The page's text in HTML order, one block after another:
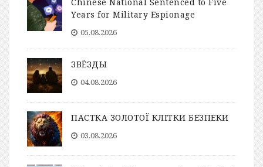
Years for Military Espionage
05.08.2026
ЗВЁЗДЫ
04.08.2026
ПАСТКА ЗОЛОТОЇ КЛІТКИ БЕЗПЕКИ
03.08.2026